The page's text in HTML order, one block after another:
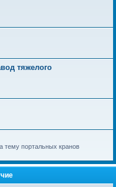
тяжелого
тему портальных кранов